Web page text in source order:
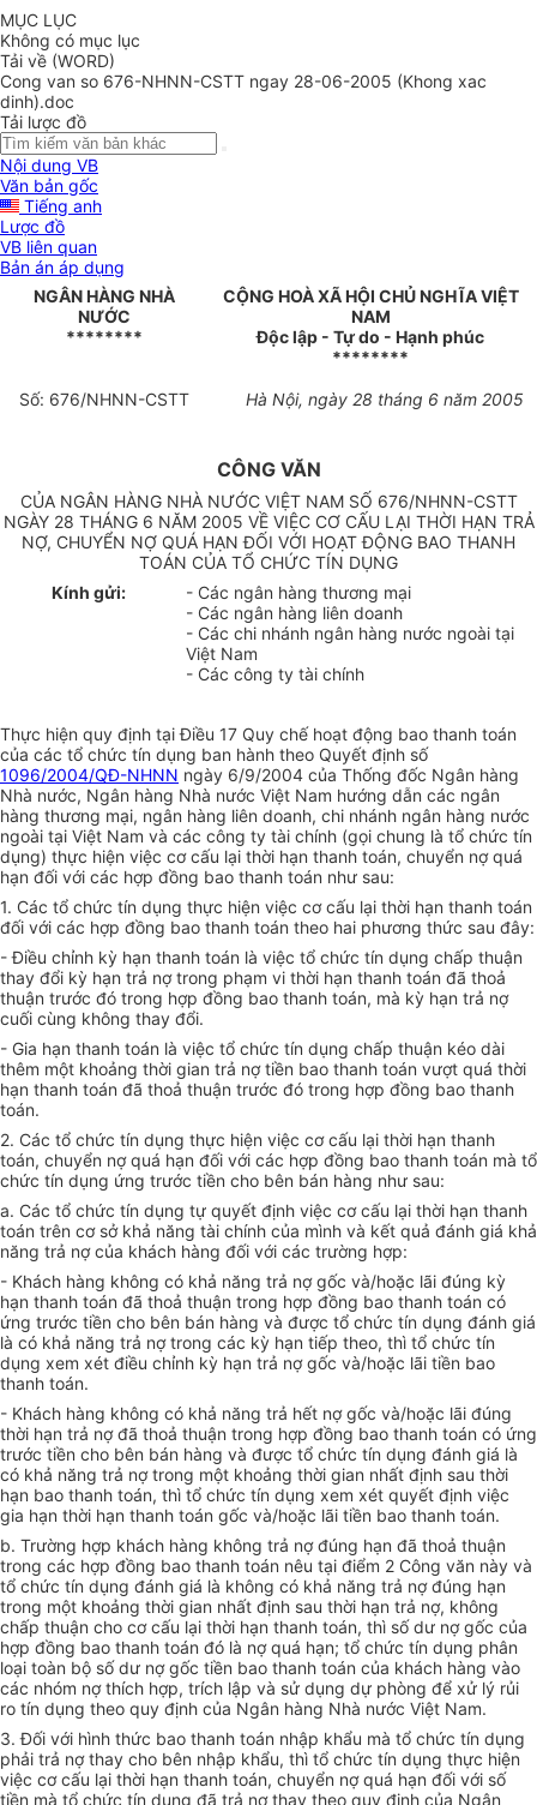
MỤC LỤC
Không có mục lục
Tải về (WORD)
Cong van so 676-NHNN-CSTT ngay 28-06-2005 (Khong xac
dinh).doc
Tải lược đồ
Nội dung VB
Văn bản gốc
Tiếng anh
Lược đồ
VB liên quan
Bản án áp dụng
NGÂN HÀNG NHÀ
NƯỚC
********
CỘNG HOÀ XÃ HỘI CHỦ NGHĨA VIỆT
NAM
Độc lập - Tự do - Hạnh phúc
********
Số: 676/NHNN-CSTT Hà Nội, ngày 28 tháng 6 năm 2005
CÔNG VĂN
CỦA NGÂN HÀNG NHÀ NƯỚC VIỆT NAM SỐ 676/NHNN-CSTT
NGÀY 28 THÁNG 6 NĂM 2005 VỀ VIỆC CƠ CẤU LẠI THỜI HẠN TRẢ
NỢ, CHUYỂN NỢ QUÁ HẠN ĐỐI VỚI HOẠT ĐỘNG BAO THANH
TOÁN CỦA TỔ CHỨC TÍN DỤNG
Kính gửi:
- Các ngân hàng thương mại
- Các ngân hàng liên doanh
- Các chi nhánh ngân hàng nước ngoài tại
Việt Nam
- Các công ty tài chính
Thực hiện quy định tại Điều 17 Quy chế hoạt động bao thanh toán
của các tổ chức tín dụng ban hành theo Quyết định số
1096/2004/QĐ-NHNN ngày 6/9/2004 của Thống đốc Ngân hàng
Nhà nước, Ngân hàng Nhà nước Việt Nam hướng dẫn các ngân
hàng thương mại, ngân hàng liên doanh, chi nhánh ngân hàng nước
ngoài tại Việt Nam và các công ty tài chính (gọi chung là tổ chức tín
dụng) thực hiện việc cơ cấu lại thời hạn thanh toán, chuyển nợ quá
hạn đối với các hợp đồng bao thanh toán như sau:
1. Các tổ chức tín dụng thực hiện việc cơ cấu lại thời hạn thanh toán
đối với các hợp đồng bao thanh toán theo hai phương thức sau đây:
- Điều chỉnh kỳ hạn thanh toán là việc tổ chức tín dụng chấp thuận
thay đổi kỳ hạn trả nợ trong phạm vi thời hạn thanh toán đã thoả
thuận trước đó trong hợp đồng bao thanh toán, mà kỳ hạn trả nợ
cuối cùng không thay đổi.
- Gia hạn thanh toán là việc tổ chức tín dụng chấp thuận kéo dài
thêm một khoảng thời gian trả nợ tiền bao thanh toán vượt quá thời
hạn thanh toán đã thoả thuận trước đó trong hợp đồng bao thanh
toán.
2. Các tổ chức tín dụng thực hiện việc cơ cấu lại thời hạn thanh
toán, chuyển nợ quá hạn đối với các hợp đồng bao thanh toán mà tổ
chức tín dụng ứng trước tiền cho bên bán hàng như sau:
a. Các tổ chức tín dụng tự quyết định việc cơ cấu lại thời hạn thanh
toán trên cơ sở khả năng tài chính của mình và kết quả đánh giá khả
năng trả nợ của khách hàng đối với các trường hợp:
- Khách hàng không có khả năng trả nợ gốc và/hoặc lãi đúng kỳ
hạn thanh toán đã thoả thuận trong hợp đồng bao thanh toán có
ứng trước tiền cho bên bán hàng và được tổ chức tín dụng đánh giá
là có khả năng trả nợ trong các kỳ hạn tiếp theo, thì tổ chức tín
dụng xem xét điều chỉnh kỳ hạn trả nợ gốc và/hoặc lãi tiền bao
thanh toán.
- Khách hàng không có khả năng trả hết nợ gốc và/hoặc lãi đúng
thời hạn trả nợ đã thoả thuận trong hợp đồng bao thanh toán có ứng
trước tiền cho bên bán hàng và được tổ chức tín dụng đánh giá là
có khả năng trả nợ trong một khoảng thời gian nhất định sau thời
hạn bao thanh toán, thì tổ chức tín dụng xem xét quyết định việc
gia hạn thời hạn thanh toán gốc và/hoặc lãi tiền bao thanh toán.
b. Trường hợp khách hàng không trả nợ đúng hạn đã thoả thuận
trong các hợp đồng bao thanh toán nêu tại điểm 2 Công văn này và
tổ chức tín dụng đánh giá là không có khả năng trả nợ đúng hạn
trong một khoảng thời gian nhất định sau thời hạn trả nợ, không
chấp thuận cho cơ cấu lại thời hạn thanh toán, thì số dư nợ gốc của
hợp đồng bao thanh toán đó là nợ quá hạn; tổ chức tín dụng phân
loại toàn bộ số dư nợ gốc tiền bao thanh toán của khách hàng vào
các nhóm nợ thích hợp, trích lập và sử dụng dự phòng để xử lý rủi
ro tín dụng theo quy định của Ngân hàng Nhà nước Việt Nam.
3. Đối với hình thức bao thanh toán nhập khẩu mà tổ chức tín dụng
phải trả nợ thay cho bên nhập khẩu, thì tổ chức tín dụng thực hiện
việc cơ cấu lại thời hạn thanh toán, chuyển nợ quá hạn đối với số
tiền mà tổ chức tín dụng đã trả nợ thay theo quy định của Ngân